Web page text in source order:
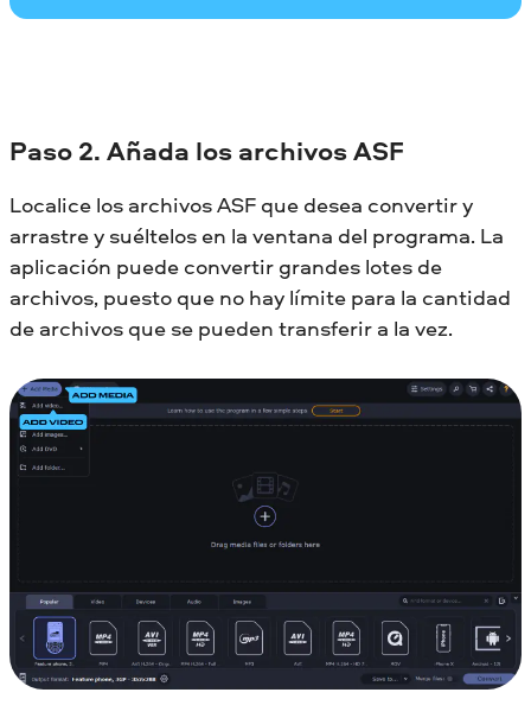
Paso 2. Añada los archivos ASF
Localice los archivos ASF que desea convertir y
arrastre y suéltelos en la ventana del programa. La
aplicación puede convertir grandes lotes de
archivos, puesto que no hay límite para la cantidad
de archivos que se pueden transferir a la vez.